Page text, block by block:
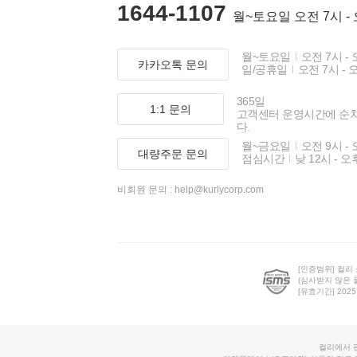
1644-1107 월~토요일 오전 7시 -
카카오톡 문의
월~토요일
오전 7시 -
일/공휴일
오전 7시 -
1:1 문의
365일
고객센터 운영시간에 순
다.
대량주문 문의
월~금요일
오전 9시 -
점심시간
낮 12시 - 오
비회원 문의 : help@kurlycorp.com
[인증범위] 컬리
(심사받지 않은
[유효기간]
컬리에서